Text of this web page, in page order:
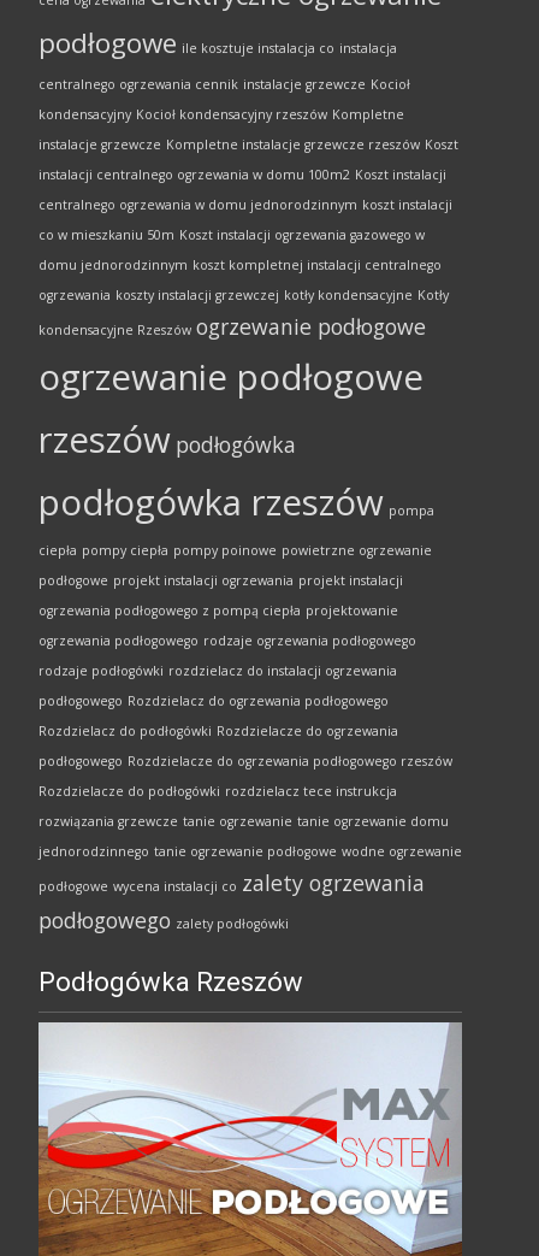
podłogowe ile kosztuje instalacja co instalacja
centralnego ogrzewania cennik instalacje grzewcze Kocioł
kondensacyjny Kocioł kondensacyjny rzeszów Kompletne
instalacje grzewcze Kompletne instalacje grzewcze rzeszów Koszt
instalacji centralnego ogrzewania w domu 100m2 Koszt instalacji
centralnego ogrzewania w domu jednorodzinnym koszt instalacji
co w mieszkaniu 50m Koszt instalacji ogrzewania gazowego w
domu jednorodzinnym koszt kompletnej instalacji centralnego
ogrzewania koszty instalacji grzewczej kotły kondensacyjne Kotły
kondensacyjne Rzeszów ogrzewanie podłogowe
ogrzewanie podłogowe
rzeszów podłogówka
podłogówka rzeszów pompa
ciepła pompy ciepła pompy poinowe powietrzne ogrzewanie
podłogowe projekt instalacji ogrzewania projekt instalacji
ogrzewania podłogowego z pompą ciepła projektowanie
ogrzewania podłogowego rodzaje ogrzewania podłogowego
rodzaje podłogówki rozdzielacz do instalacji ogrzewania
podłogowego Rozdzielacz do ogrzewania podłogowego
Rozdzielacz do podłogówki Rozdzielacze do ogrzewania
podłogowego Rozdzielacze do ogrzewania podłogowego rzeszów
Rozdzielacze do podłogówki rozdzielacz tece instrukcja
rozwiązania grzewcze tanie ogrzewanie tanie ogrzewanie domu
jednorodzinnego tanie ogrzewanie podłogowe wodne ogrzewanie
podłogowe wycena instalacji co zalety ogrzewania
podłogowego zalety podłogówki
Podłogówka Rzeszów